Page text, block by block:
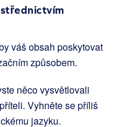
váš obsah poskytovat
způsobem.
něco vysvětlovali
Vyhněte se příliš
jazyku.